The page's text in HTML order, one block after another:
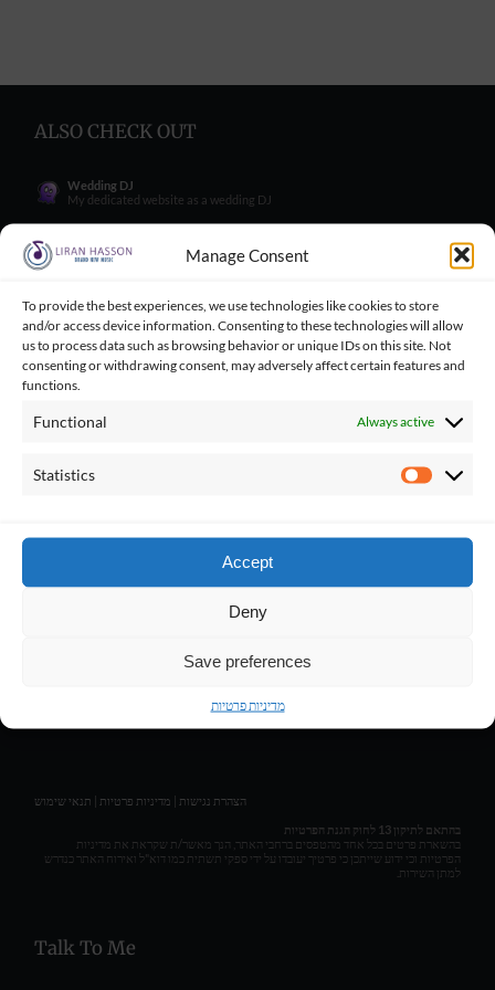
Manage Consent
To provide the best experiences, we use technologies like cookies to store
and/or access device information. Consenting to these technologies will allow
us to process data such as browsing behavior or unique IDs on this site. Not
consenting or withdrawing consent, may adversely affect certain features and
functions.
Functional Always active
Statistics Statistics
Accept
Deny
Save preferences
מדיניות פרטיות
ALSO CHECK OUT
Wedding DJ
My dedicated website as a wedding DJ
My dedicated website as a wedding Singer
Wedding Tips for Engaged Couples
Wedding tips facebook group for engaged couples
Balloncini
My wife's business - balloons for wedding
Playbacks Catalog
LIRAN HASSON • COMPOSER & MUSIC PRODUCER
הצהרת נגישות | מדיניות פרטיות | תנאי שימוש
בהתאם לתיקון 13 לחוק הגנת הפרטיות
בהשארת פרטים בכל אחד מהטפסים ברחבי האתר, הנך מאשר/ת שקראת את מדיניות
הפרטיות וכי ידוע שייתכן כי פרטיך יעובדו על ידי ספקי תשתית כמו דוא"ל ואירוח האתר כנדרש
למתן השירות.
Talk To Me